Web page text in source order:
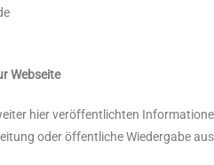
Webseite
hier veröffentlichten
oder öffentliche Wiedergabe